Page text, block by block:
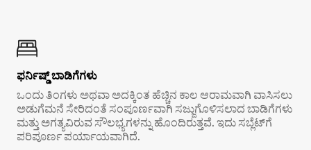
ಫರ್ನಿಷ್ಡ್ ಬಾಡಿಗೆಗಳು
ಒಂದು ತಿಂಗಳು ಅಥವಾ ಅದಕ್ಕಿಂತ ಹೆಚ್ಚಿನ ಕಾಲ ಆರಾಮವಾಗಿ ವಾಸಿಸಲು
ಅಡುಗೆಮನೆ ಸೇರಿದಂತೆ ಸಂಪೂರ್ಣವಾಗಿ ಸಜ್ಜುಗೊಳಿಸಲಾದ ಬಾಡಿಗೆಗಳು
ಮತ್ತು ಅಗತ್ಯವಿರುವ ಸೌಲಭ್ಯಗಳನ್ನು ಹೊಂದಿರುತ್ತವೆ. ಇದು ಸಬ್ಲೆಟ್‌ಗೆ
ಪರಿಪೂರ್ಣ ಪರ್ಯಾಯವಾಗಿದೆ.